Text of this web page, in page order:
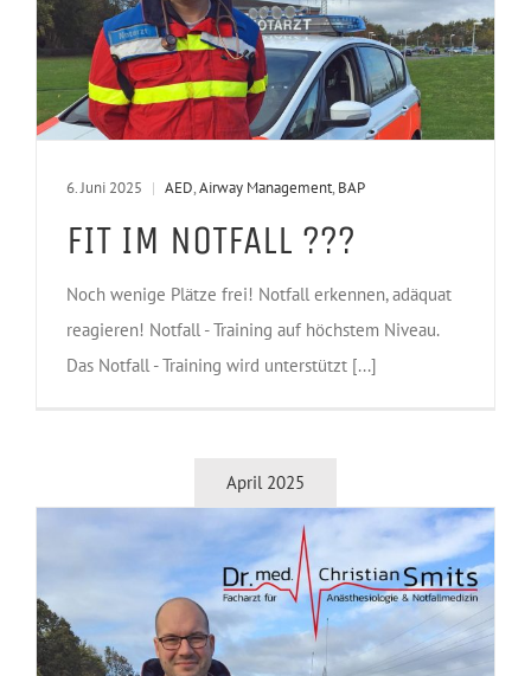
6. Juni 2025 | AED,Airway Management,BAP
FIT IM NOTFALL ???
Noch wenige Plätze frei! Notfall erkennen, adäquat
reagieren! Notfall - Training auf höchstem Niveau.
Das Notfall - Training wird unterstützt [...]
April 2025